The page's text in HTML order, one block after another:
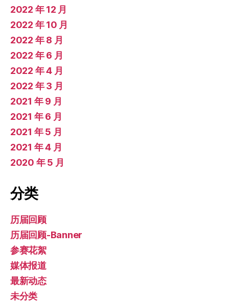
2022 年 12 月
2022 年 10 月
2022 年 8 月
2022 年 6 月
2022 年 4 月
2022 年 3 月
2021 年 9 月
2021 年 6 月
2021 年 5 月
2021 年 4 月
2020 年 5 月
分类
历届回顾
历届回顾-Banner
参赛花絮
媒体报道
最新动态
未分类